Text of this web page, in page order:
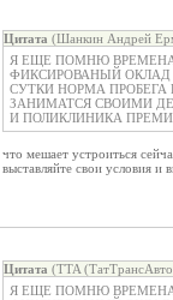
Цитата (Шанкин Андрей
Я ЕЩЕ ПОМНЮ ВРЕМЕНА
ФИКСИРОВАНЫЙ
СУТКИ НОРМА ПРОБЕГА
ЗАНИМАТСЯ СВОИМИ
И ПОЛИКЛИНИКА
что мешает устроиться
выставляйте свои условия и
Цитата (TTA
Я ЕЩЕ ПОМНЮ ВРЕМЕНА